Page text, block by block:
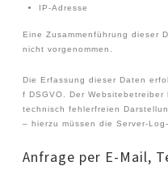
IP-Adresse
Eine Zusammenführung dieser
nicht vorgenommen.
Die Erfassung dieser Daten
f DSGVO. Der
technisch fehlerfreien
– hierzu müssen die Server-
Anfrage per E-Mail,